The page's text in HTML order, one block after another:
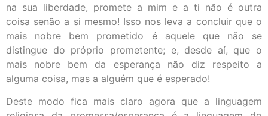
na sua liberdade, promete a mim e a ti não é outra
coisa senão a si mesmo! Isso nos leva a concluir que o
mais nobre bem prometido é aquele que não se
distingue do próprio prometente; e, desde aí, que o
mais nobre bem da esperança não diz respeito a
alguma coisa, mas a alguém que é esperado!
Deste modo fica mais claro agora que a linguagem